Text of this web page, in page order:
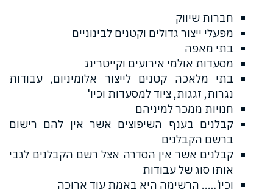
חברות שיווק
מפעלי ייצור גדולים וקטנים לבינוניים
בתי מאפה
מסעדות אולמי אירועים וקייטרינג
בתי מלאכה קטנים לייצור אלומיניום, עבודות
נגרות, זגגות, ציוד למסעדות וכיו'
חנויות ממכר למיניהם
קבלנים בענף השיפוצים אשר אין להם רישום
ברשם הקבלנים
קבלנים אשר אין הסדרה אצל רשם הקבלנים לגבי
אותו סוג של עבודות
וכיו'….. הרשימה היא באמת עוד ארוכה